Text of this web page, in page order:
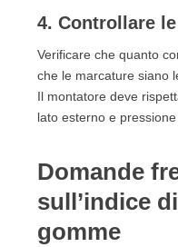
4. Controllare
Verificare che quanto
che le marcature siano
Il montatore deve
lato esterno e
Domande
sull’indice
gomme